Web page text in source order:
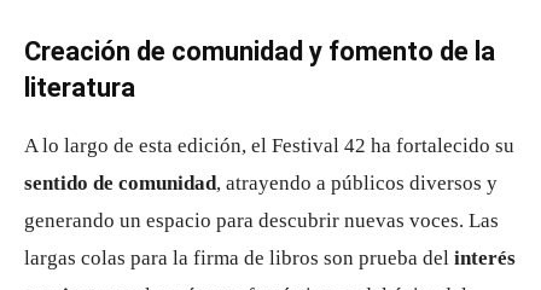
Creación de comunidad y fomento de la
literatura
A lo largo de esta edición, el Festival 42 ha fortalecido su
sentido de comunidad, atrayendo a públicos diversos y
generando un espacio para descubrir nuevas voces. Las
largas colas para la firma de libros son prueba del interés